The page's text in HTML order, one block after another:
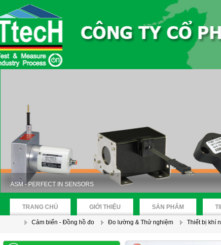
ASM - PERFECT IN SENSORS
TRANG CHỦ GIỚI THIỆU SẢN PHẨM
Cảm biến - Đồng hồ đo Đo lường & Thử nghiệm Thiết bị khí